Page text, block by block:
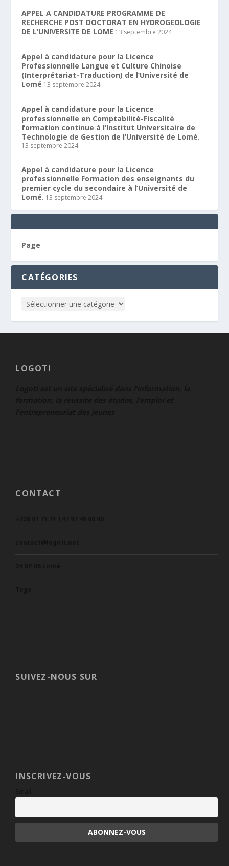
APPEL A CANDIDATURE PROGRAMME DE
RECHERCHE POST DOCTORAT EN HYDROGEOLOGIE
DE L’UNIVERSITE DE LOME 13 septembre 2024
Appel à candidature pour la Licence
Professionnelle Langue et Culture Chinoise
(Interprétariat-Traduction) de l’Université de
Lomé 13 septembre 2024
Appel à candidature pour la Licence
professionnelle en Comptabilité-Fiscalité
formation continue à l’Institut Universitaire de
Technologie de Gestion de l’Université de Lomé.
13 septembre 2024
Appel à candidature pour la Licence
professionnelle Formation des enseignants du
premier cycle du secondaire à l’Université de
Lomé. 13 septembre 2024
Page
CATÉGORIES
LOGOTI
CONTACT
SUIVEZ-NOUS SUR
INSCRIVEZ-VOUS